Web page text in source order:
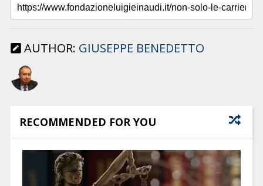
AUTHOR: GIUSEPPE BENEDETTO
RECOMMENDED FOR YOU